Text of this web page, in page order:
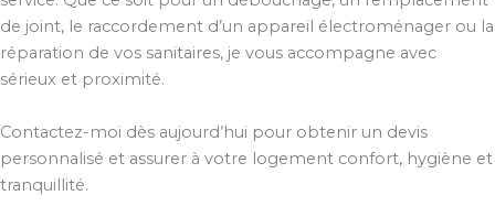
de joint, le raccordement d’un appareil électroménager ou la
réparation de vos sanitaires, je vous accompagne avec
sérieux et proximité.
Contactez-moi dès aujourd’hui pour obtenir un devis
personnalisé et assurer à votre logement confort, hygiène et
tranquillité.